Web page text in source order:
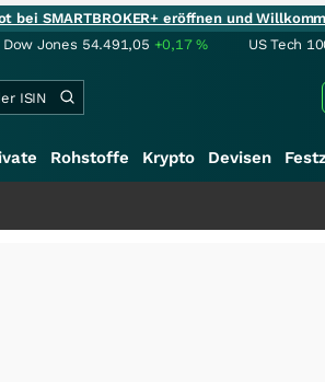
bei SMARTBROKER+ eröffnen und
Dow Jones 54.491,05 +0,17% US Tech
Rohstoffe Krypto Devisen